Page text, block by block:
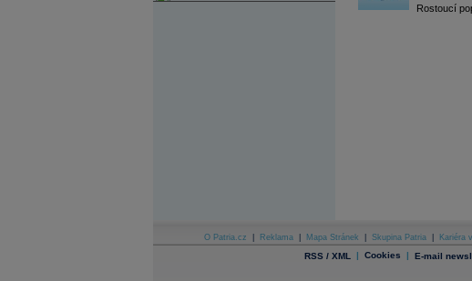
Archiv - Měnová politika
Rostoucí
O Patria.cz Reklama Mapa Stránek Skupina Patria Kariéra
RSS / XML | Cookies | E-mail